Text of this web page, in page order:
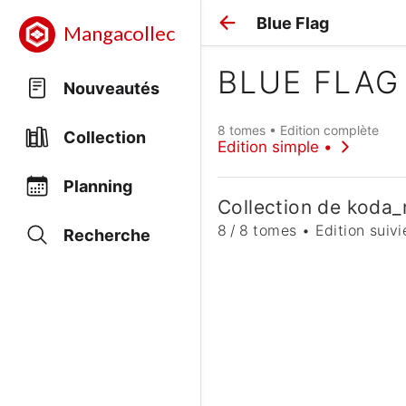
Mangacollec
Nouveautés
Collection
Planning
Recherche
Blue Flag
BLUE FLAG
8 tomes • Edition complète
Edition simple •
Collection de
8 / 8 tomes • Edition